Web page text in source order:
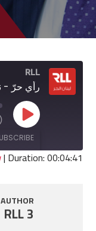
RLL
رأي حرّ -
Play
| Duration: 00:04:41
AUTHOR
RLL 3